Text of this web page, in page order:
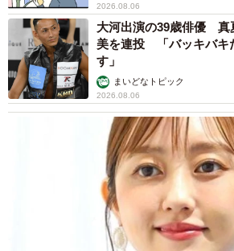
2026.08.06
大河出演の39歳俳優 真
美を連投 「バッキバキ
す」
まいどなトピック
2026.08.06